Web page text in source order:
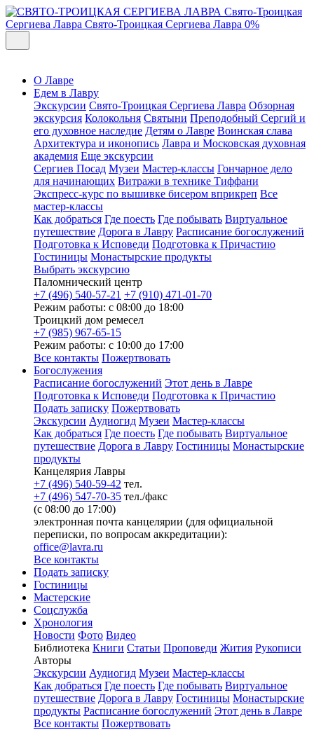
Свято-Троицкая
Сергиева Лавра Свято-Троицкая Сергиева Лавра 0%
О Лавре
Едем в Лавру
Экскурсии Свято-Троицкая Сергиева Лавра Обзорная
экскурсия Колокольня Святыни Преподобный Сергий и
его духовное наследие Детям о Лавре Воинская слава
Архитектура и иконопись Лавра и Московская духовная
академия Еще экскурсии
Сергиев Посад Музеи Мастер-классы Гончарное дело
для начинающих Витражи в технике Тиффани
Экспресс-курс по вышивке бисером вприкреп Все
мастер-классы
Как добраться Где поесть Где побывать Виртуальное
путешествие Дорога в Лавру Расписание богослужений
Подготовка к Исповеди Подготовка к Причастию
Гостиницы Монастырские продукты
Выбрать экскурсию
Паломнический центр
+7 (496) 540-57-21 +7 (910) 471-01-70
Режим работы: с 08:00 до 18:00
Троицкий дом ремесел
+7 (985) 967-65-15
Режим работы: с 10:00 до 17:00
Все контакты Пожертвовать
Богослужения
Расписание богослужений Этот день в Лавре
Подготовка к Исповеди Подготовка к Причастию
Подать записку Пожертвовать
Экскурсии Аудиогид Музеи Мастер-классы
Как добраться Где поесть Где побывать Виртуальное
путешествие Дорога в Лавру Гостиницы Монастырские
продукты
Канцелярия Лавры
+7 (496) 540-59-42 тел.
+7 (496) 547-70-35 тел./факс
(с 08:00 до 17:00)
электронная почта канцелярии (для официальной
переписки, по вопросам аккредитации):
office@lavra.ru
Все контакты
Подать записку
Гостиницы
Мастерские
Соцслужба
Хронология
Новости Фото Видео
Библиотека Книги Статьи Проповеди Жития Рукописи
Авторы
Экскурсии Аудиогид Музеи Мастер-классы
Как добраться Где поесть Где побывать Виртуальное
путешествие Дорога в Лавру Гостиницы Монастырские
продукты Расписание богослужений Этот день в Лавре
Все контакты Пожертвовать